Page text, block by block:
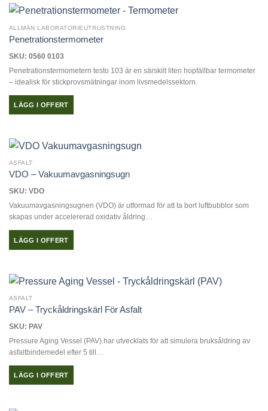
ALLMÄN LABORATORIEUTRUSTNING
Penetrationstermometer
SKU: 0560 0103
Penetrationstermometern testo 103 är en särskilt liten hopfällbar termometer
– idealisk för stickprovsmätningar inom livsmedelssektorn.
LÄGG I OFFERT
ASFALT
VDO – Vakuumavgasningsugn
SKU: VDO
Vakuumavgasningsugnen (VDO) är utformad för att ta bort luftbubblor som
skapas under accelererad oxidativ åldring…
LÄGG I OFFERT
ASFALT
PAV – Tryckåldringskärl För Asfalt
SKU: PAV
Pressure Aging Vessel (PAV) har utvecklats för att simulera bruksåldring av
asfaltbindemedel efter 5 till…
LÄGG I OFFERT